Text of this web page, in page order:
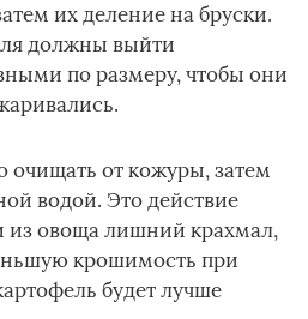
их деление на бруски.
должны выйти
по размеру, чтобы они
очищать от кожуры, затем
водой. Это действие
из овоща лишний крахмал,
крошимость при
будет лучше